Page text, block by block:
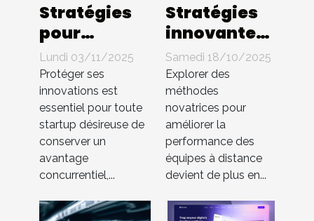
Stratégies
pour
protéger les
innovations
en startup
sans brevet
Lundi 03/11/2025
Protéger ses
innovations est
essentiel pour toute
startup désireuse de
conserver un
avantage
concurrentiel,...
Stratégies
innovantes
pour
booster
l'efficacité
des équipes
à distance
Samedi 18/10/2025
Explorer des
méthodes
novatrices pour
améliorer la
performance des
équipes à distance
devient de plus en...